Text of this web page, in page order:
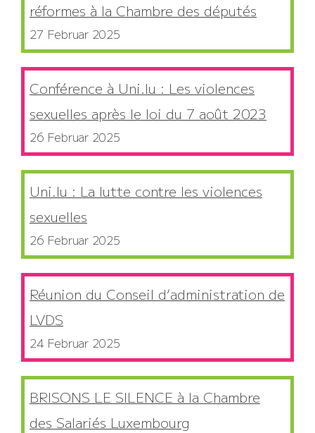
réformes à la Chambre des députés
27 Februar 2025
Conférence à Uni.lu : Les violences
sexuelles après le loi du 7 août 2023
26 Februar 2025
Uni.lu : La lutte contre les violences
sexuelles
26 Februar 2025
Réunion du Conseil d’administration de
LVDS
24 Februar 2025
BRISONS LE SILENCE à la Chambre
des Salariés Luxembourg